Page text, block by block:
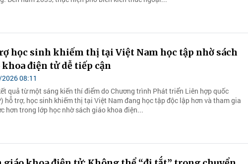
học sinh khiếm thị tại Việt Nam học tập nhờ sách
khoa điện tử dễ tiếp cận
08:11
quả từ một sáng kiến thí điểm do Chương trình Phát triển Liên hợp quốc
hỗ trợ, học sinh khiếm thị tại Việt Nam đang học tập độc lập hơn và tham gia
hơn trong lớp học nhờ sách giáo khoa điện...